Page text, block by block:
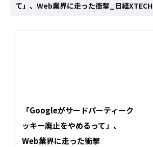
て」、Web業界に走った衝撃_日経XTECH
「Googleがサードパーティーク
ッキー廃止をやめるって」、
Web業界に走った衝撃